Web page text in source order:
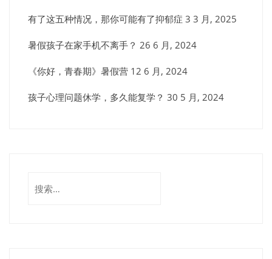
有了这五种情况，那你可能有了抑郁症 3 3 月, 2025
暑假孩子在家手机不离手？ 26 6 月, 2024
《你好，青春期》暑假营 12 6 月, 2024
孩子心理问题休学，多久能复学？ 30 5 月, 2024
索：